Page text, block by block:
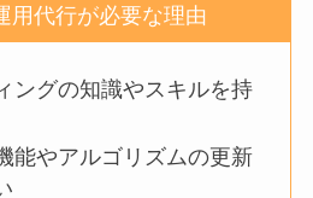
用代行が必要な理由
ングの知識やスキルを持
能やアルゴリズムの更新